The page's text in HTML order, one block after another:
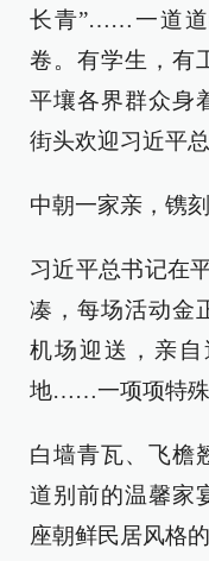
长青”……一道道
卷。有学生，
平壤各界群众身
街头欢迎习近平
中朝一家亲，镌
习近平总书记在
凑，每场活动金
机场迎送，亲
地……一项项特殊
白墙青瓦、飞檐
道别前的温馨家
座朝鲜民居风格的